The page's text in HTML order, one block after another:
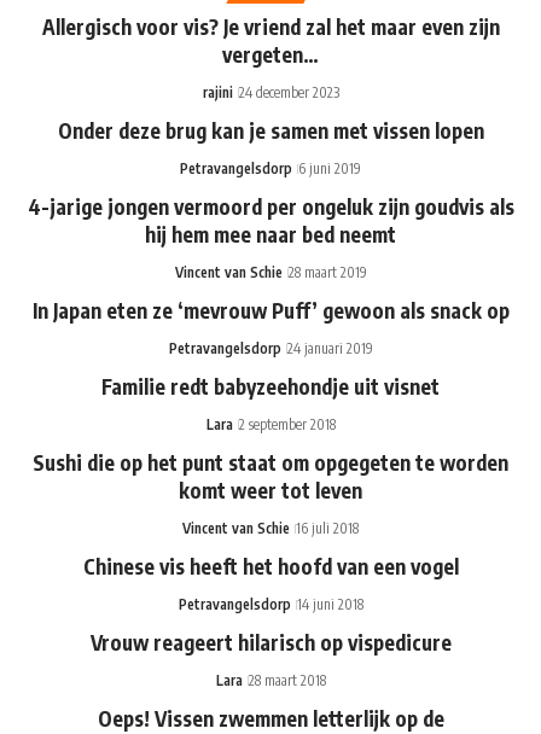
Allergisch voor vis? Je vriend zal het maar even zijn
vergeten…
rajini 24 december 2023
Onder deze brug kan je samen met vissen lopen
Petravangelsdorp 6 juni 2019
4-jarige jongen vermoord per ongeluk zijn goudvis als
hij hem mee naar bed neemt
Vincent van Schie 28 maart 2019
In Japan eten ze ‘mevrouw Puff’ gewoon als snack op
Petravangelsdorp 24 januari 2019
Familie redt babyzeehondje uit visnet
Lara 2 september 2018
Sushi die op het punt staat om opgegeten te worden
komt weer tot leven
Vincent van Schie 16 juli 2018
Chinese vis heeft het hoofd van een vogel
Petravangelsdorp 14 juni 2018
Vrouw reageert hilarisch op vispedicure
Lara 28 maart 2018
Oeps! Vissen zwemmen letterlijk op de